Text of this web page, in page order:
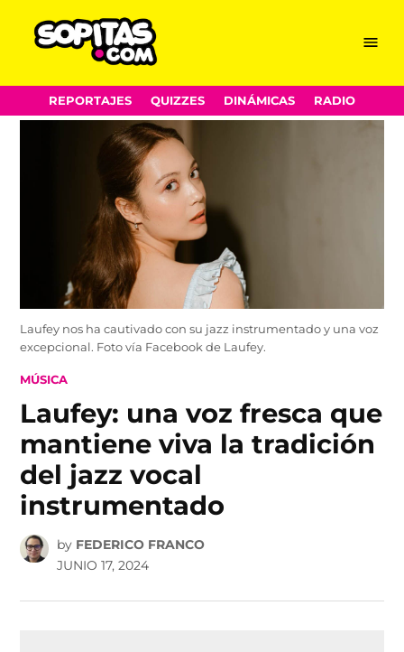
Skip
to
Menu
REPORTAJES QUIZZES DINÁMICAS RADIO
Laufey nos ha cautivado con su jazz instrumentado y una voz
excepcional. Foto vía Facebook de Laufey.
POSTED
MÚSICA
Laufey: una voz fresca que
mantiene viva la tradición
del jazz vocal
instrumentado
by FEDERICO FRANCO
JUNIO 17, 2024